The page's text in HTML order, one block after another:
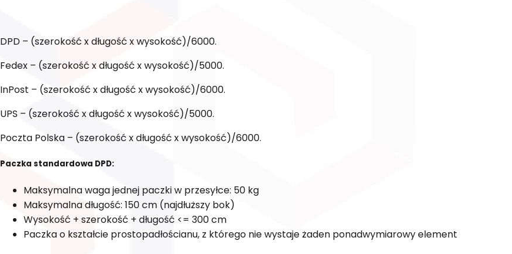
DPD – (szerokość x długość x wysokość)/6000.
Fedex – (szerokość x długość x wysokość)/5000.
InPost – (szerokość x długość x wysokość)/6000.
UPS – (szerokość x długość x wysokość)/5000.
Poczta Polska – (szerokość x długość x wysokość)/6000.
Paczka standardowa DPD:
Maksymalna waga jednej paczki w przesyłce: 50 kg
Maksymalna długość: 150 cm (najdłuższy bok)
Wysokość + szerokość + długość <= 300 cm
Paczka o kształcie prostopadłościanu, z którego nie wystaje żaden ponadwymiarowy element